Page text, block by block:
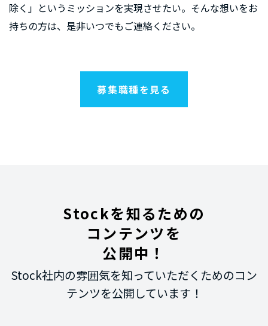
除く」というミッションを実現させたい。そんな想いをお
持ちの方は、是非いつでもご連絡ください。
募集職種を見る
Stockを知るための
コンテンツを
公開中！
Stock社内の雰囲気を知っていただくためのコン
テンツを公開しています！